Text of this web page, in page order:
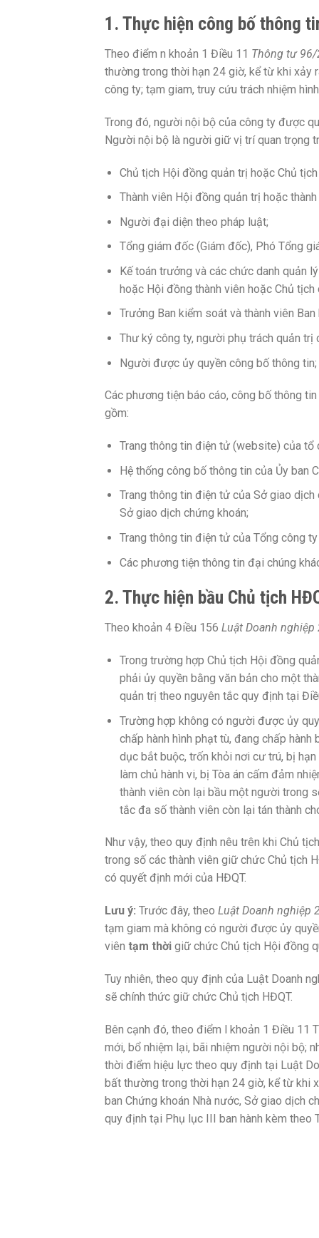
1. Thực hiện công bố thông
Theo điểm n khoản 1 Điều 11 Thông tư 96/
thường trong thời hạn 24 giờ, kể từ khi
công ty; tạm giam, truy cứu trách nhiệm
Trong đó, người nội bộ của công ty được
Người nội bộ là người giữ vị trí quan trọng
Chủ tịch Hội đồng quản trị hoặc Chủ
Thành viên Hội đồng quản trị hoặc
Người đại diện theo pháp luật;
Tổng giám đốc (Giám đốc), Phó Tổng
Kế toán trưởng và các chức danh quản
hoặc Hội đồng thành viên hoặc Chủ tịch
Trưởng Ban kiểm soát và thành viên
Thư ký công ty, người phụ trách quản trị
Người được ủy quyền công bố thông tin;
Các phương tiện báo cáo, công bố thông
gồm:
Trang thông tin điện tử (website) của
Hệ thống công bố thông tin của Ủy ban
Trang thông tin điện tử của Sở giao
Sở giao dịch chứng khoán;
Trang thông tin điện tử của Tổng công
Các phương tiện thông tin đại chúng
2. Thực hiện bầu Chủ tịch
Theo khoản 4 Điều 156 Luật Doanh nghiệp
Trong trường hợp Chủ tịch Hội đồng
phải ủy quyền bằng văn bản cho một
quản trị theo nguyên tắc quy định tại
Trường hợp không có người được ủy
chấp hành hình phạt tù, đang chấp
dục bắt buộc, trốn khỏi nơi cư trú, bị
làm chủ hành vi, bị Tòa án cấm đảm
thành viên còn lại bầu một người trong
tắc đa số thành viên còn lại tán thành
Như vậy, theo quy định nêu trên khi Chủ
trong số các thành viên giữ chức Chủ tịch
có quyết định mới của HĐQT.
Lưu ý: Trước đây, theo Luật Doanh nghiệp
tạm giam mà không có người được ủy
viên tạm thời giữ chức Chủ tịch Hội đồng
Tuy nhiên, theo quy định của Luật Doanh
sẽ chính thức giữ chức Chủ tịch HĐQT.
Bên cạnh đó, theo điểm l khoản 1 Điều 11
mới, bổ nhiệm lại, bãi nhiệm người nội bộ;
thời điểm hiệu lực theo quy định tại Luật
bất thường trong thời hạn 24 giờ, kể từ khi
ban Chứng khoán Nhà nước, Sở giao dịch
quy định tại Phụ lục III ban hành kèm theo